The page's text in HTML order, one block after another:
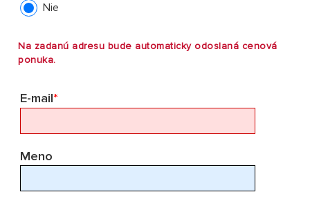
Nie
Na zadanú adresu bude automaticky odoslaná cenová
ponuka.
E-mail*
Meno